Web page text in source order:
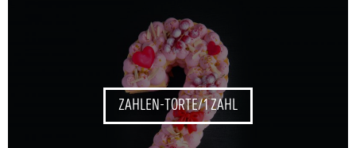
ZAHLEN-TORTE/1 ZAHL